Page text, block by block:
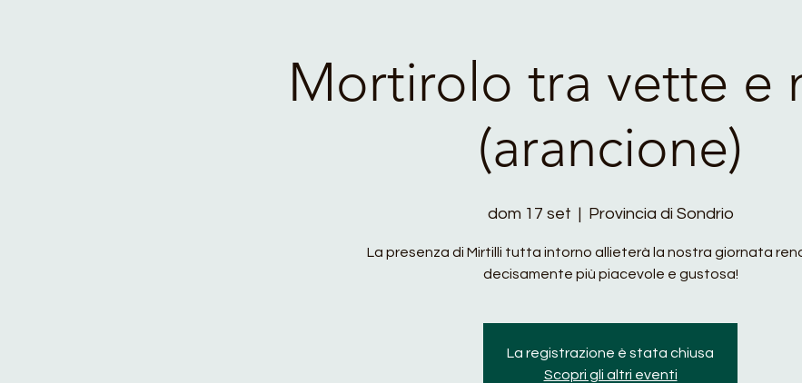
Mortirolo tra vette e
(arancione)
dom 17 set
  |
Provincia di Sondrio
La presenza di Mirtilli tutta intorno allieterà la nostra giornata
decisamente più piacevole e gustosa!
La registrazione è stata chiusa
Scopri gli altri eventi